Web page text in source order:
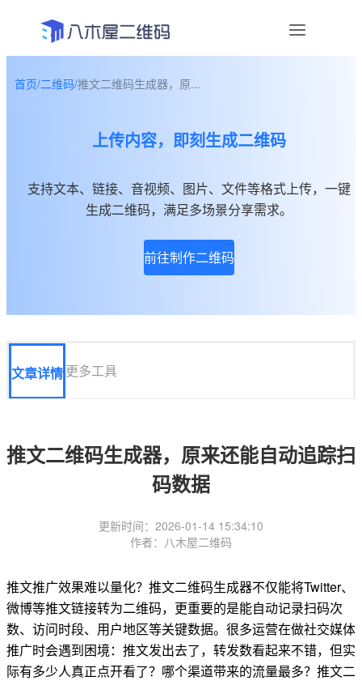
帮助中心
首页/二维码/推文二维码生成器，原...
上传内容，即刻生成二维码
支持文本、链接、音视频、图片、文件等格式上传，一键
生成二维码，满足多场景分享需求。
前往制作二维码
文章详情更多工具
推文二维码生成器，原来还能自动追踪扫
码数据
更新时间：2026-01-14 15:34:10
作者：八木屋二维码
推文推广效果难以量化？推文二维码生成器不仅能将Twitter、
微博等推文链接转为二维码，更重要的是能自动记录扫码次
数、访问时段、用户地区等关键数据。很多运营在做社交媒体
推广时会遇到困境：推文发出去了，转发数看起来不错，但实
际有多少人真正点开看了？哪个渠道带来的流量最多？推文二